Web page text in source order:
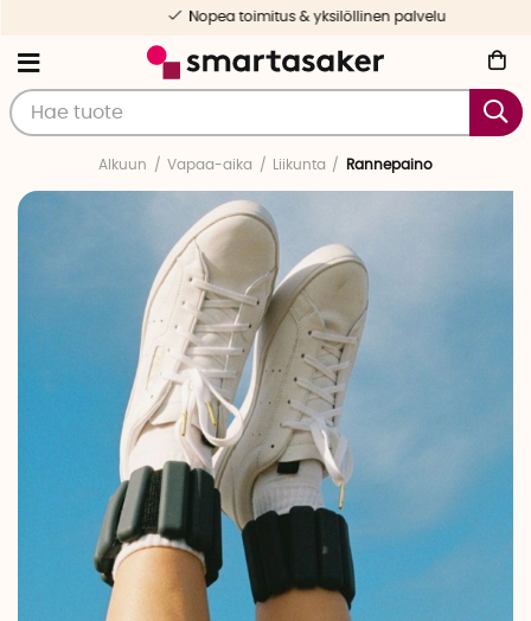
Nopea toimitus & yksilöllinen palvelu
Alkuun Vapaa-aika Liikunta Rannepaino